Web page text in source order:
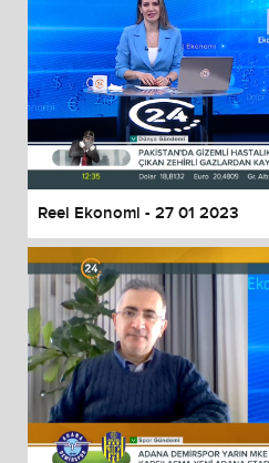
Reel Ekonomi - 27 01 2023